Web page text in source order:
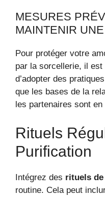
MESURES
MAINTENIR
Pour protéger votre
par la sorcellerie, il
d’adopter des
que les bases de la
les partenaires sont en
Rituels
Purification
Intégrez des rituels
routine. Cela peut